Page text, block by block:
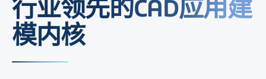
行业领先的CAD应用建
模内核